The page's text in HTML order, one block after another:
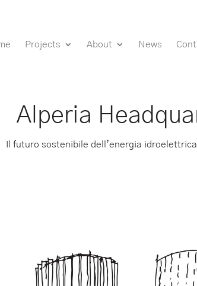
Projects About News
Alperia
Il futuro sostenibile dell’energia